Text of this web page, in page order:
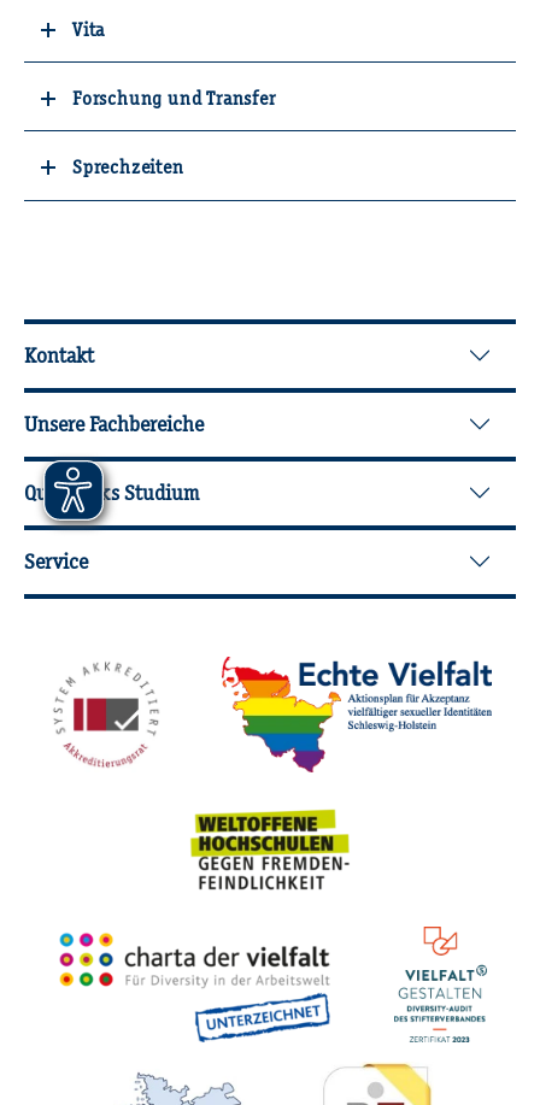
Vita
Forschung und Transfer
Sprechzeiten
Wei­ter­füh­ren­de In­for­ma­tio­nen
Kontakt
Unsere Fachbereiche
Quicklinks Studium
Service
Mit­glied­schaf­ten,